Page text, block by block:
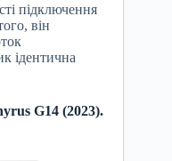
підключення
він
ідентична
G14 (2023).